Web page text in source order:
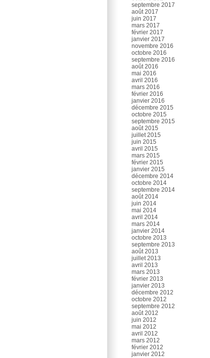
septembre 2017
août 2017
juin 2017
mars 2017
février 2017
janvier 2017
novembre 2016
octobre 2016
septembre 2016
août 2016
mai 2016
avril 2016
mars 2016
février 2016
janvier 2016
décembre 2015
octobre 2015
septembre 2015
août 2015
juillet 2015
juin 2015
avril 2015
mars 2015
février 2015
janvier 2015
décembre 2014
octobre 2014
septembre 2014
août 2014
juin 2014
mai 2014
avril 2014
mars 2014
janvier 2014
octobre 2013
septembre 2013
août 2013
juillet 2013
avril 2013
mars 2013
février 2013
janvier 2013
décembre 2012
octobre 2012
septembre 2012
août 2012
juin 2012
mai 2012
avril 2012
mars 2012
février 2012
janvier 2012